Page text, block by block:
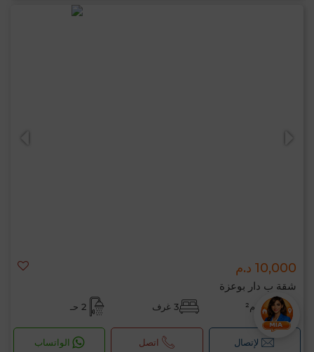
10,000 د.م
شقة ب دار بوعزة
139 م² 3 غرف 2 حـ
لإتصال اتصل الواتساب